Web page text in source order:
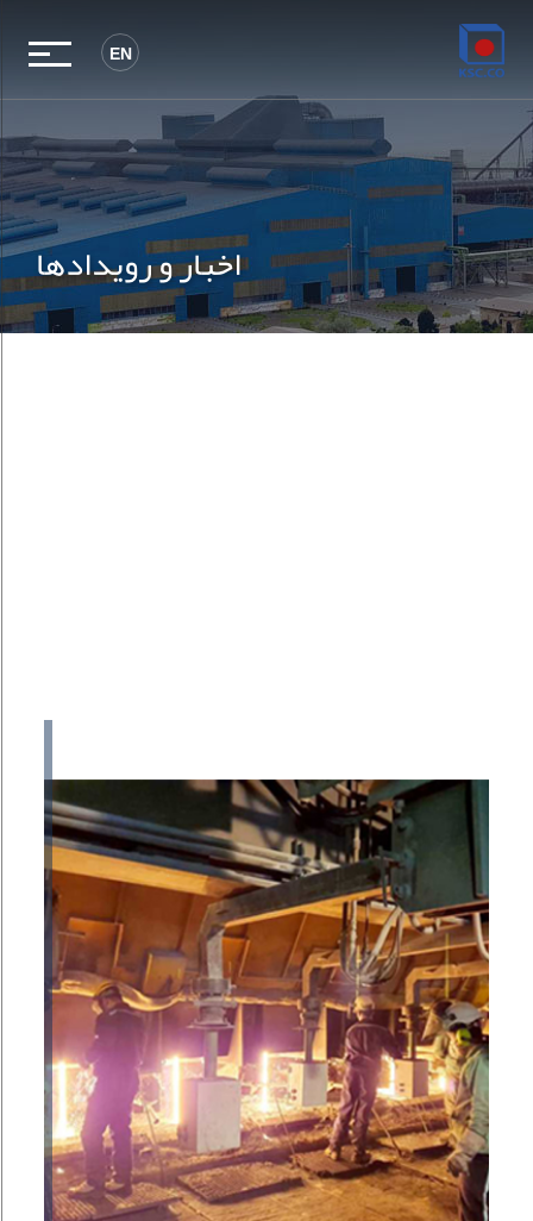
EN
اخبار و رویدادها